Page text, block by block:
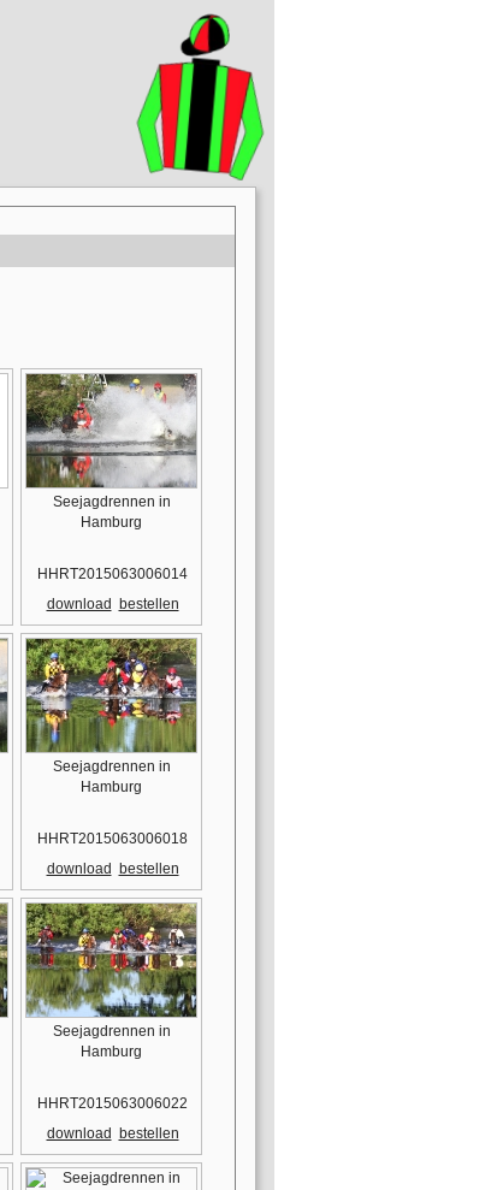
Seejagdrennen in
Hamburg
HHRT2015063006014
download
bestellen
Seejagdrennen in
Hamburg
HHRT2015063006018
download
bestellen
Seejagdrennen in
Hamburg
HHRT2015063006022
download
bestellen